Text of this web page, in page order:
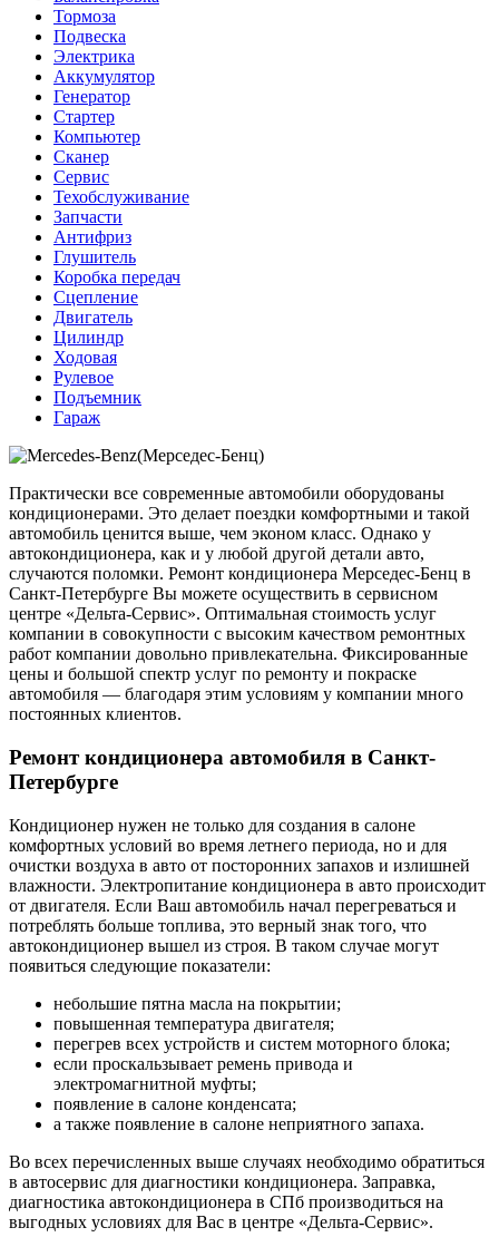
Тормоза
Подвеска
Электрика
Аккумулятор
Генератор
Стартер
Компьютер
Сканер
Сервис
Техобслуживание
Запчасти
Антифриз
Глушитель
Коробка передач
Сцепление
Двигатель
Цилиндр
Ходовая
Рулевое
Подъемник
Гараж
Практически все современные автомобили оборудованы
кондиционерами. Это делает поездки комфортными и такой
автомобиль ценится выше, чем эконом класс. Однако у
автокондиционера, как и у любой другой детали авто,
случаются поломки. Ремонт кондиционера Мерседес-Бенц в
Санкт-Петербурге Вы можете осуществить в сервисном
центре «Дельта-Сервис». Оптимальная стоимость услуг
компании в совокупности с высоким качеством ремонтных
работ компании довольно привлекательна. Фиксированные
цены и большой спектр услуг по ремонту и покраске
автомобиля — благодаря этим условиям у компании много
постоянных клиентов.
Ремонт кондиционера автомобиля в Санкт-
Петербурге
Кондиционер нужен не только для создания в салоне
комфортных условий во время летнего периода, но и для
очистки воздуха в авто от посторонних запахов и излишней
влажности. Электропитание кондиционера в авто происходит
от двигателя. Если Ваш автомобиль начал перегреваться и
потреблять больше топлива, это верный знак того, что
автокондиционер вышел из строя. В таком случае могут
появиться следующие показатели:
небольшие пятна масла на покрытии;
повышенная температура двигателя;
перегрев всех устройств и систем моторного блока;
если проскальзывает ремень привода и
электромагнитной муфты;
появление в салоне конденсата;
а также появление в салоне неприятного запаха.
Во всех перечисленных выше случаях необходимо обратиться
в автосервис для диагностики кондиционера. Заправка,
диагностика автокондиционера в СПб производиться на
выгодных условиях для Вас в центре «Дельта-Сервис».